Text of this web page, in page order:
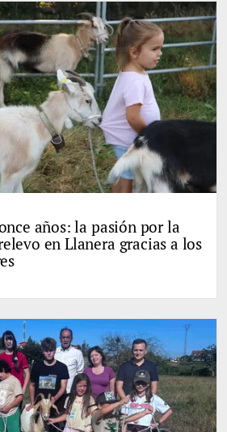
años: la pasión por la
en Llanera gracias a los